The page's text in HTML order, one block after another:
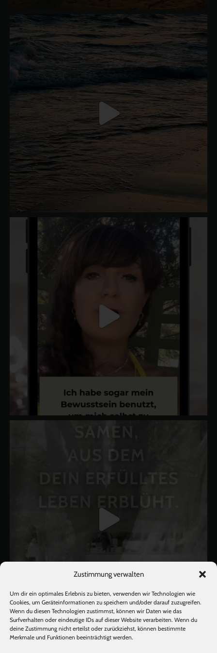
Zustimmung verwalten
Um dir ein optimales Erlebnis zu bieten, verwenden wir Technologien wie
Cookies, um Geräteinformationen zu speichern und/oder darauf zuzugreifen.
Wenn du diesen Technologien zustimmst, können wir Daten wie das
Surfverhalten oder eindeutige IDs auf dieser Website verarbeiten. Wenn du
deine Zustimmung nicht erteilst oder zurückziehst, können bestimmte
Merkmale und Funktionen beeinträchtigt werden.
Mehr laden Auf Instagram folgen